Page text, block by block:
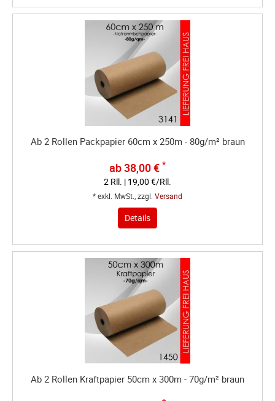
Ab 2 Rollen Packpapier 60cm x 250m - 80g/m² braun
ab 38,00 € *
2 Rll. | 19,00 €/Rll.
* exkl. MwSt., zzgl. Versand
Details
Ab 2 Rollen Kraftpapier 50cm x 300m - 70g/m² braun